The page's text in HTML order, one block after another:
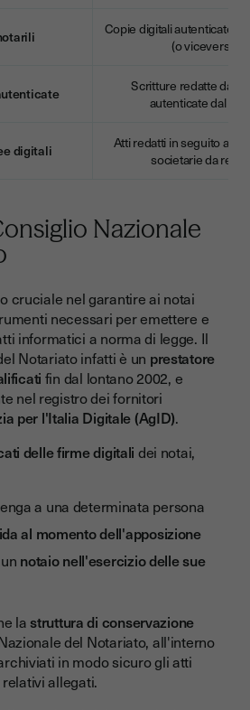
Copie digitali autenticate di
(o viceversa)
Scritture redatte dalle
autenticate dal
digitali
Atti redatti in seguito ad
societarie da
Nazionale
cruciale nel garantire ai notai
necessari per emettere e
informatici a norma di legge. Il
Notariato infatti è un prestatore
fin dal lontano 2002, e
nel registro dei fornitori
per l'Italia Digitale (AgID).
delle firme digitali dei notai,
a una determinata persona
al momento dell'apposizione
notaio nell'esercizio delle sue
lastruttura di conservazione
del Notariato, all'interno
in modo sicuro gli atti
allegati.